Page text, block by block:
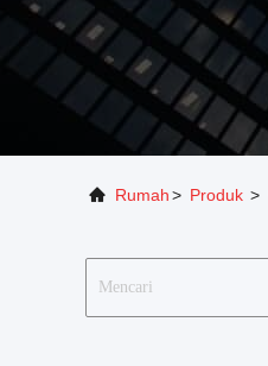
Rumah> Produk >